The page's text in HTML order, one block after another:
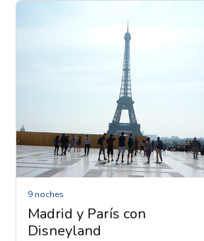
9 noches
Madrid y París con
Disneyland